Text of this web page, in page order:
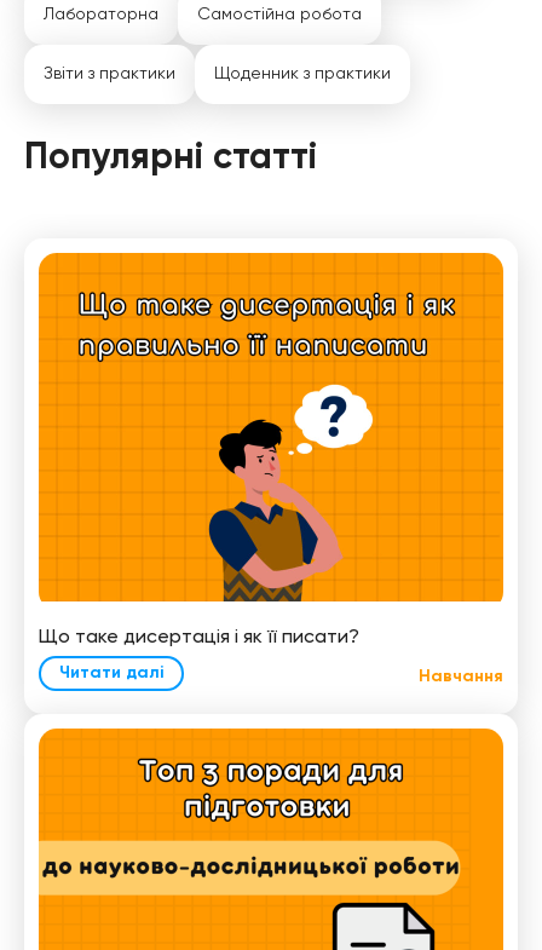
Лабораторна Самостійна робота
Звіти з практики Щоденник з практики
Популярні статті
Що таке дисертація і як її писати?
Читати далі Навчання